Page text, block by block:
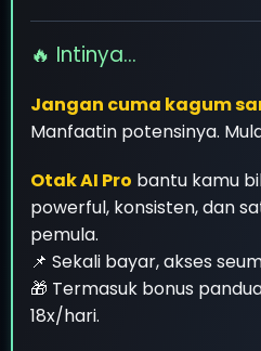
🔥 Intinya...
Jangan cuma kagum
Manfaatin potensinya.
Otak AI Pro bantu kamu
powerful, konsisten, dan
pemula.
📌 Sekali bayar, akses
🎁 Termasuk bonus
18x/hari.